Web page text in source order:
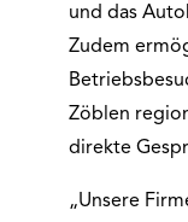
und das
Zudem
Zöblen
direkte
„Unsere